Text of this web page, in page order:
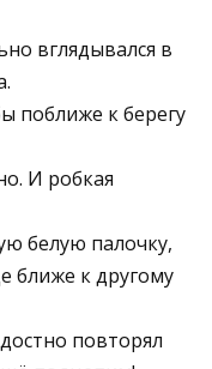
вглядывался в
поближе к берегу
И робкая
белую палочку,
ближе к другому
повторял